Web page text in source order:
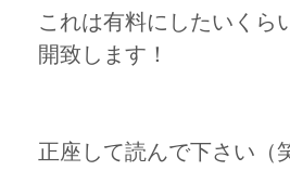
これは有料にしたいくら
開致します！
正座して読んで下さい（